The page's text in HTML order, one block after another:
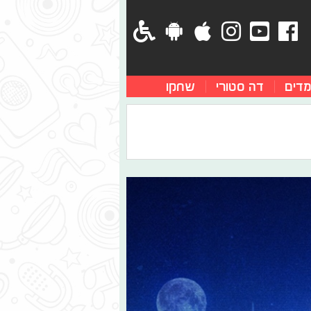
דה סטורי שחקו